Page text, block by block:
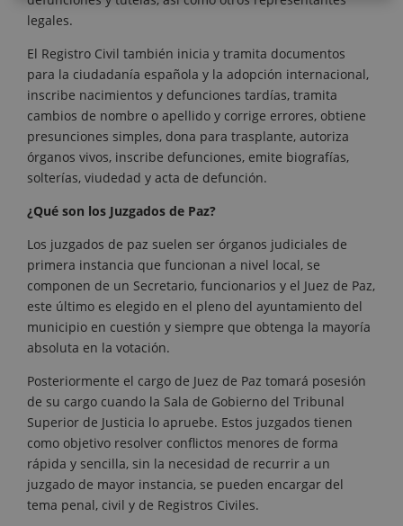
legales.
El Registro Civil también inicia y tramita documentos
para la ciudadanía española y la adopción internacional,
inscribe nacimientos y defunciones tardías, tramita
cambios de nombre o apellido y corrige errores, obtiene
presunciones simples, dona para trasplante, autoriza
órganos vivos, inscribe defunciones, emite biografías,
solterías, viudedad y acta de defunción.
¿Qué son los Juzgados de Paz?
Los juzgados de paz suelen ser órganos judiciales de
primera instancia que funcionan a nivel local, se
componen de un Secretario, funcionarios y el Juez de Paz,
este último es elegido en el pleno del ayuntamiento del
municipio en cuestión y siempre que obtenga la mayoría
absoluta en la votación.
Posteriormente el cargo de Juez de Paz tomará posesión
de su cargo cuando la Sala de Gobierno del Tribunal
Superior de Justicia lo apruebe. Estos juzgados tienen
como objetivo resolver conflictos menores de forma
rápida y sencilla, sin la necesidad de recurrir a un
juzgado de mayor instancia, se pueden encargar del
tema penal, civil y de Registros Civiles.